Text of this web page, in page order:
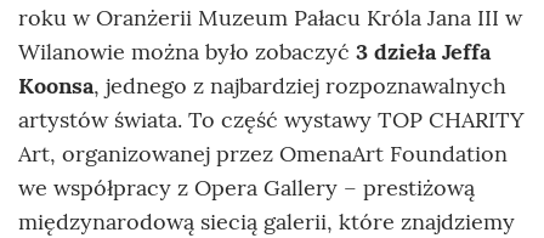
roku w Oranżerii Muzeum Pałacu Króla Jana III w
Wilanowie można było zobaczyć 3 dzieła Jeffa
Koonsa, jednego z najbardziej rozpoznawalnych
artystów świata. To część wystawy TOP CHARITY
Art, organizowanej przez OmenaArt Foundation
we współpracy z Opera Gallery – prestiżową
międzynarodową siecią galerii, które znajdziemy